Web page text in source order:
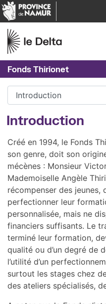
Fonds Thirionet
Introduction
Créé en 1994, le Fonds
son genre, doit son
mécènes : Monsieur
Mademoiselle Angèle
récompenser des jeunes,
perfectionner leur
personnalisée, mais ne
financiers suffisants. Le
terminé leur formation,
qualité ou d’un degré de
l’utilité d’un
surtout les stages chez
des ateliers spécialisés,